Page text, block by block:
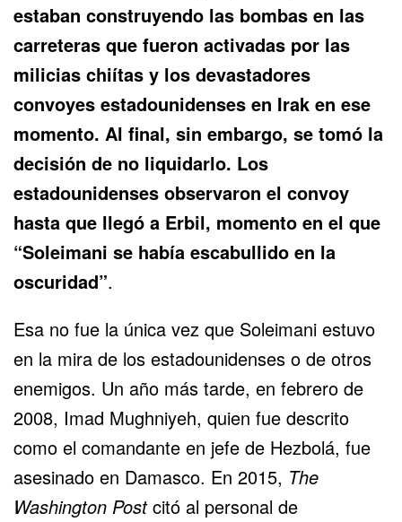
estaban construyendo las bombas en las
carreteras que fueron activadas por las
milicias chiítas y los devastadores
convoyes estadounidenses en Irak en ese
momento. Al final, sin embargo, se tomó la
decisión de no liquidarlo. Los
estadounidenses observaron el convoy
hasta que llegó a Erbil, momento en el que
“Soleimani se había escabullido en la
oscuridad”.
Esa no fue la única vez que Soleimani estuvo
en la mira de los estadounidenses o de otros
enemigos. Un año más tarde, en febrero de
2008, Imad Mughniyeh, quien fue descrito
como el comandante en jefe de Hezbolá, fue
asesinado en Damasco. En 2015, The
Washington Postcitó al personal de